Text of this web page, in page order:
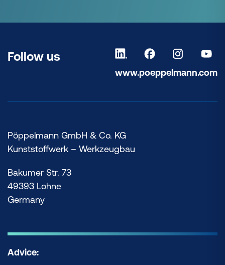
Follow us
www.poeppelmann.com
Pöppelmann GmbH & Co. KG
Kunststoffwerk – Werkzeugbau
Bakumer Str. 73
49393 Lohne
Germany
Advice: